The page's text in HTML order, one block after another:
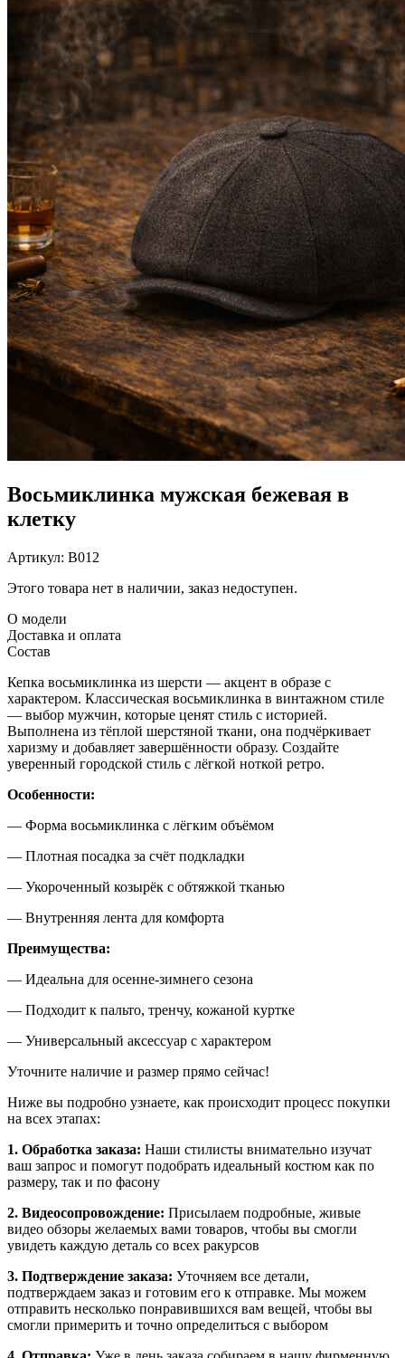
Восьмиклинка мужская бежевая в
клетку
Артикул: В012
Этого товара нет в наличии, заказ недоступен.
О модели
Доставка и оплата
Состав
Кепка восьмиклинка из шерсти — акцент в образе с
характером. Классическая восьмиклинка в винтажном стиле
— выбор мужчин, которые ценят стиль с историей.
Выполнена из тёплой шерстяной ткани, она подчёркивает
харизму и добавляет завершённости образу. Создайте
уверенный городской стиль с лёгкой ноткой ретро.
Особенности:
— Форма восьмиклинка с лёгким объёмом
— Плотная посадка за счёт подкладки
— Укороченный козырёк с обтяжкой тканью
— Внутренняя лента для комфорта
Преимущества:
— Идеальна для осенне-зимнего сезона
— Подходит к пальто, тренчу, кожаной куртке
— Универсальный аксессуар с характером
Уточните наличие и размер прямо сейчас!
Ниже вы подробно узнаете, как происходит процесс покупки
на всех этапах:
1. Обработка заказа: Наши стилисты внимательно изучат
ваш запрос и помогут подобрать идеальный костюм как по
размеру, так и по фасону
2. Видеосопровождение: Присылаем подробные, живые
видео обзоры желаемых вами товаров, чтобы вы смогли
увидеть каждую деталь со всех ракурсов
3. Подтверждение заказа: Уточняем все детали,
подтверждаем заказ и готовим его к отправке. Мы можем
отправить несколько понравившихся вам вещей, чтобы вы
смогли примерить и точно определиться с выбором